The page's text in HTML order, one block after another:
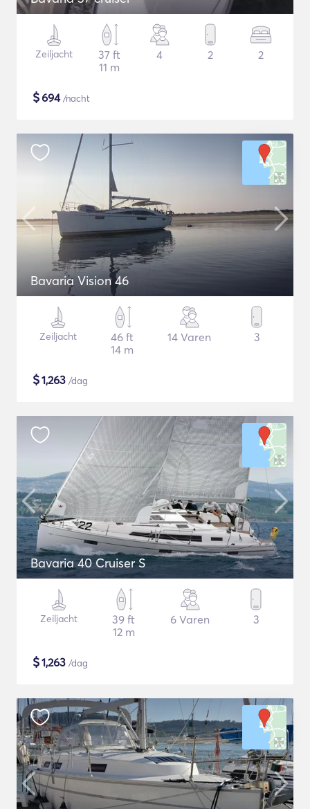
Zeiljacht
37 ft
11 m
4 2 2
$694/nacht
Bavaria Vision 46
Zeiljacht
46 ft
14 m
14 Varen 3
$1,263 /dag
Bavaria 40 Cruiser S
Zeiljacht
39 ft
12 m
6 Varen 3
$1,263 /dag